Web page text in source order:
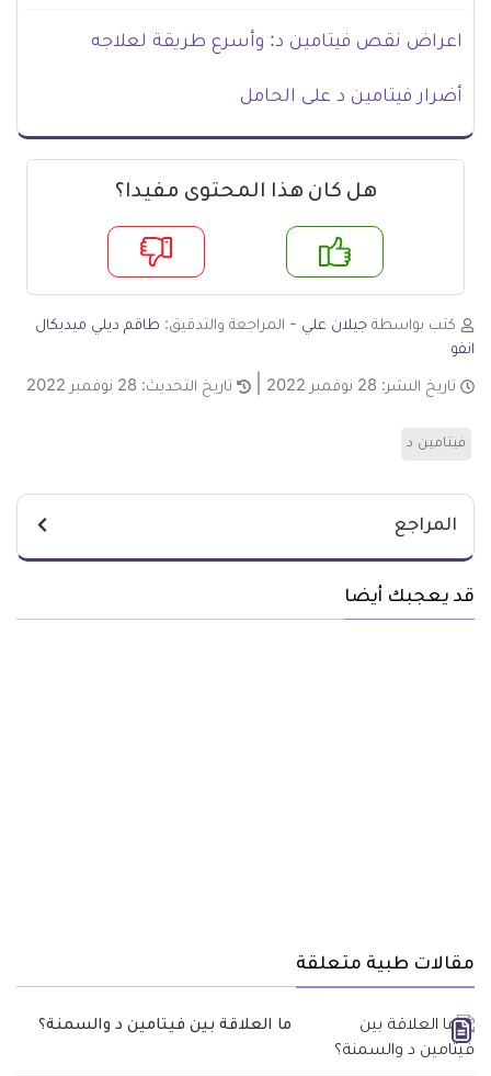
اعراض نقص فيتامين د: وأسرع طريقة لعلاجه
أضرار فيتامين د على الحامل
هل كان هذا المحتوى مفيدا؟
نعم لا
كتب بواسطة جيلان علي - المراجعة والتدقيق: طاقم ديلي ميديكال
انفو
تاريخ النشر: 28 نوفمبر 2022 تاريخ التحديث: 28 نوفمبر 2022
فيتامين د
المراجع
قد يعجبك أيضا
مقالات طبية متعلقة
ما العلاقة بين فيتامين د والسمنة؟